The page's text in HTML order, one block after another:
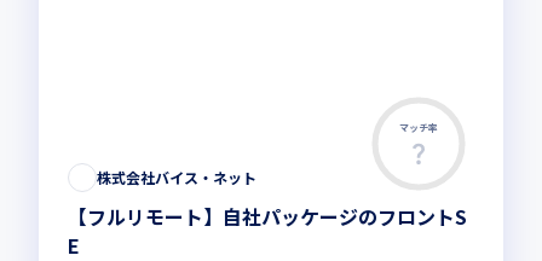
マッチ率
株式会社バイス・ネット
【フルリモート】自社パッケージのフロントS
E